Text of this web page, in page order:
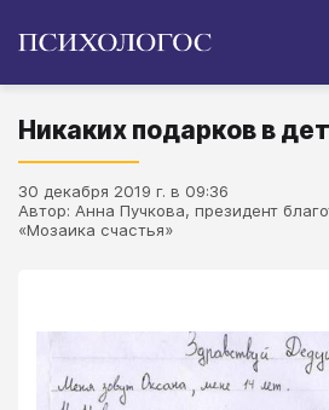
Никаких подарков в
30 декабря 2019 г. в 09:36
Автор: Анна Пучкова, президент
«Мозаика счастья»